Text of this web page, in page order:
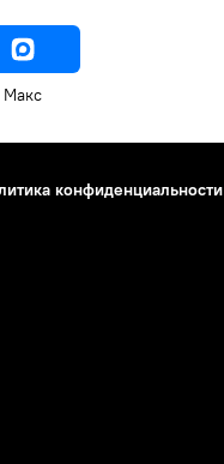
Макс
конфиденциальности